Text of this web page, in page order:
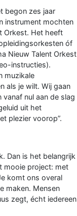
begon zes jaar
instrument mochten
Orkest. Het heeft
óf
Nieuw Talent Orkest
instructies).
muzikale
als je wilt. Wij gaan
nul aan de slag
uit het
plezier voorop”.
Dan is het belangrijk
mooie project: met
komt ons overal
maken. Mensen
zegt, écht iedereen